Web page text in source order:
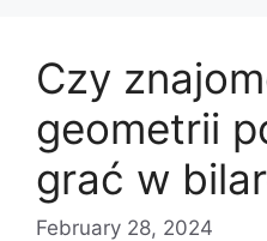
Czy
geometrii
grać w
February 28, 2024